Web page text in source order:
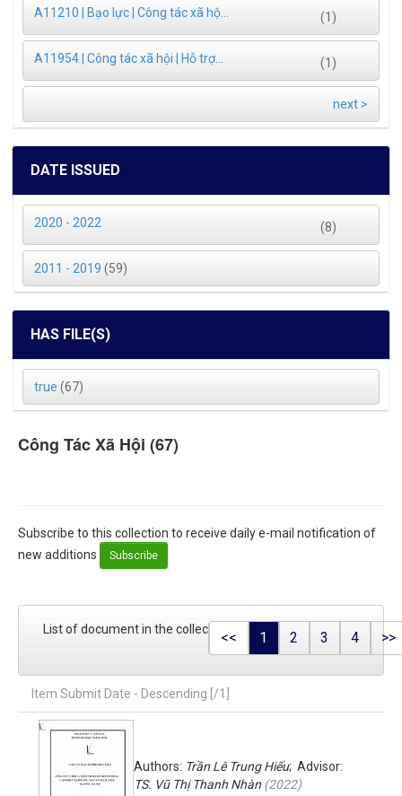
A11210 | Bạo lực | Công tác xã hộ... (1)
A11954 | Công tác xã hội | Hỗ trợ... (1)
next >
DATE ISSUED
2020 - 2022 (8)
2011 - 2019 (59)
HAS FILE(S)
true (67)
Công Tác Xã Hội (67)
Subscribe to this collection to receive daily e-mail notification of
new additions
List of document in the collection<< 1 2 3 4 >>
Item Submit Date - Descending [/1]
Authors: Trần Lê Trung Hiếu; Advisor:
TS. Vũ Thị Thanh Nhàn (2022)